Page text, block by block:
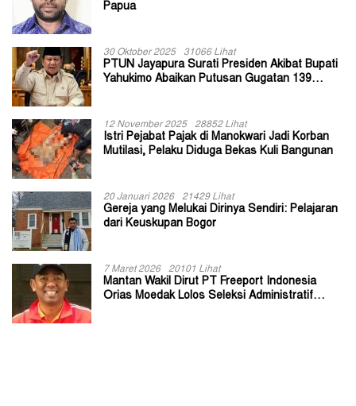
Papua
30 Oktober 2025 31066 Lihat
PTUN Jayapura Surati Presiden Akibat Bupati
Yahukimo Abaikan Putusan Gugatan 139
12 November 2025 28852 Lihat
Istri Pejabat Pajak di Manokwari Jadi Korban
Mutilasi, Pelaku Diduga Bekas Kuli Bangunan
20 Januari 2026 21429 Lihat
Gereja yang Melukai Dirinya Sendiri: Pelajaran
dari Keuskupan Bogor
7 Maret 2026 20101 Lihat
Mantan Wakil Dirut PT Freeport Indonesia
Orias Moedak Lolos Seleksi Administratif